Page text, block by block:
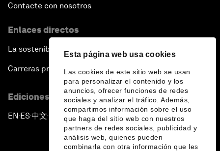
Esta página web usa cookies
Las cookies de este sitio web se usan
para personalizar el contenido y los
anuncios, ofrecer funciones de redes
sociales y analizar el tráfico. Además,
compartimos información sobre el uso
que haga del sitio web con nuestros
partners de redes sociales, publicidad y
análisis web, quienes pueden
combinarla con otra información que les
Contacte con nosotros
Enlaces directos
La sostenibilidad en el Foro
Carreras profesionales
Ediciones en otros idiomas
EN ▪ES▪中文▪ 日本語